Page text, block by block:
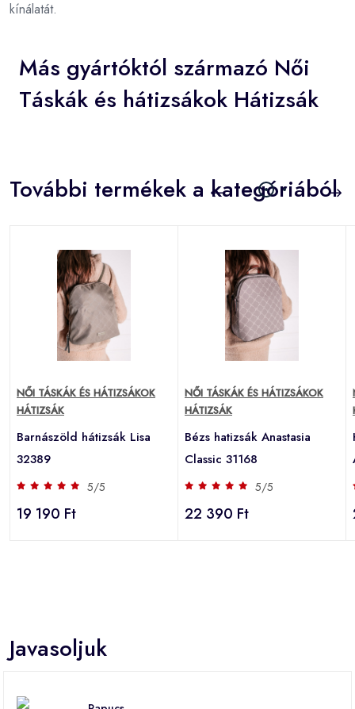
kínálatát.
Más gyártóktól származó Női
Táskák és hátizsákok Hátizsák
További termékek a kategóriából
NŐI TÁSKÁK ÉS HÁTIZSÁKOK
HÁTIZSÁK
Barnászöld hátizsák Lisa
32389
5/5
19 190 Ft
NŐI TÁSKÁK ÉS HÁTIZSÁKOK
HÁTIZSÁK
Bézs hatizsák Anastasia
Classic 31168
5/5
22 390 Ft
Javasoljuk